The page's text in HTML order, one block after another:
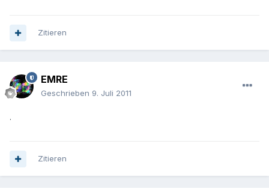
Zitieren
EMRE
Geschrieben 9. Juli 2011
.
Zitieren